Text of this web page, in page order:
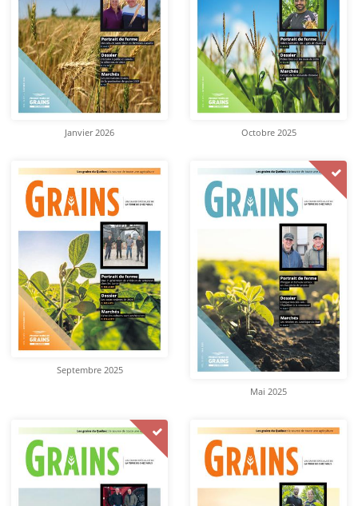
Janvier 2026 Octobre 2025
Septembre 2025
Mai 2025